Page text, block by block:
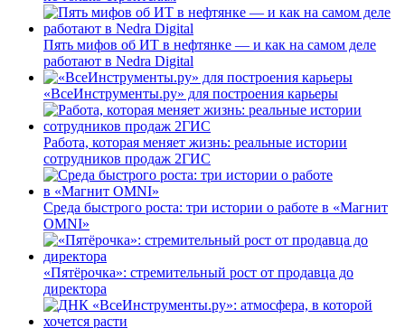
Пять мифов об ИТ в нефтянке — и как на самом деле
работают в Nedra Digital
«ВсеИнструменты.ру» для построения карьеры
Работа, которая меняет жизнь: реальные истории
сотрудников продаж 2ГИС
Среда быстрого роста: три истории о работе в «Магнит
OMNI»
«Пятёрочка»: стремительный рост от продавца до
директора